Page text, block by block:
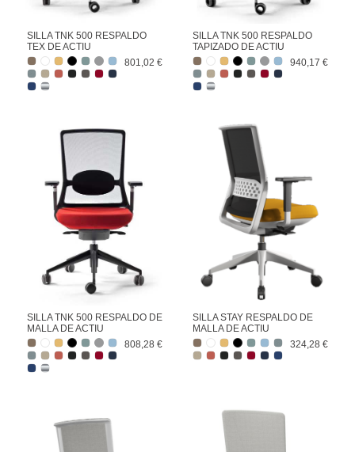
SILLA TNK 500 RESPALDO
TEX DE ACTIU
801,02 €
SILLA TNK 500 RESPALDO
TAPIZADO DE ACTIU
940,17 €
SILLA TNK 500 RESPALDO DE
MALLA DE ACTIU
808,28 €
SILLA STAY RESPALDO DE
MALLA DE ACTIU
324,28 €